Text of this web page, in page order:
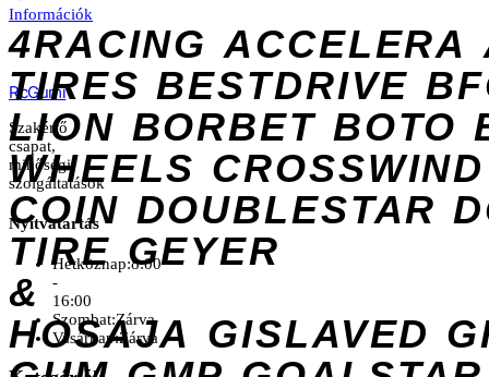
Információk
4RACING ACCELERA
TIRES BESTDRIVE
LION BORBET BOTO
WHEELS CROSSWIND
COIN DOUBLESTAR
TIRE GEYER
&
HOSAJA GISLAVED
RcGumi
Szakértő
csapat,
minőségi
szolgáltatások
Nyitvatartás
Hétköznap:8:00
-
16:00
Szombat:Zárva
Vasárnap:Zárva